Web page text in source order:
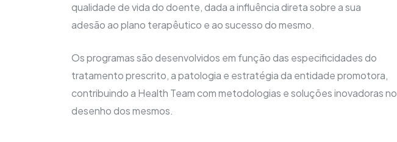
qualidade de vida do doente, dada a influência direta sobre a sua
adesão ao plano terapêutico e ao sucesso do mesmo.
Os programas são desenvolvidos em função das especificidades do
tratamento prescrito, a patologia e estratégia da entidade promotora,
contribuindo a Health Team com metodologias e soluções inovadoras no
desenho dos mesmos.